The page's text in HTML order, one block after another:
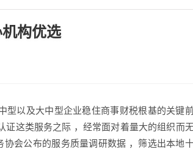
构优选
型以及大中型企业稳住商事财税根基的关键
证这类服务之际 ，经常面对着量大的组织而
会公布的服务质量调研数据 ，筛选出本地